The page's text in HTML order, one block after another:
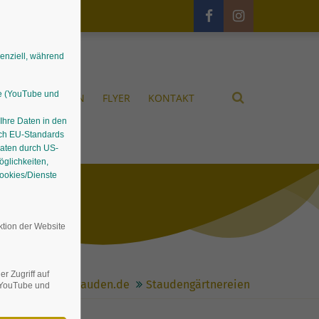
GÄRTEN FLYER KONTAKT
Stauden.de Staudengärtnereien
während
(YouTube und
Daten in den
EU-Standards
durch US-
Dienste
der Website
Zugriff auf
und